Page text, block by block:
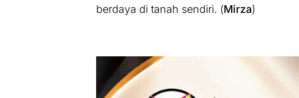
berdaya di tanah sendiri. (Mirza)